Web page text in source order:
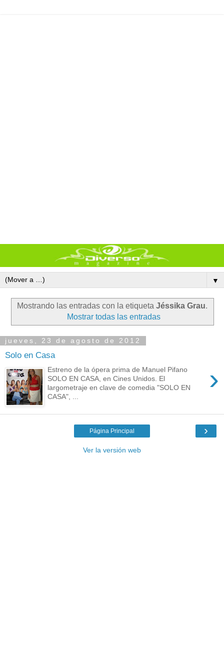
▼
Mostrando las entradas con la etiqueta Jéssika Grau.
Mostrar todas las entradas
jueves, 23 de agosto de 2012
Solo en Casa
›
Estreno de la ópera prima de Manuel Pifano
SOLO EN CASA, en Cines Unidos. El
largometraje en clave de comedia "SOLO EN
CASA", ...
›
Página Principal
Ver la versión web